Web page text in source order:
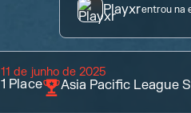
Playxrentrou na
11 de junho de 2025
1 Place Asia Pacific League